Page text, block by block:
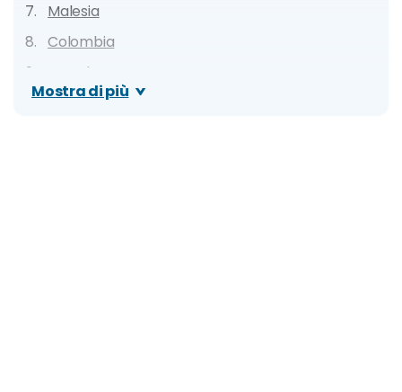
Malesia
Colombia
Ecuador
Bulgaria
Mostra di più